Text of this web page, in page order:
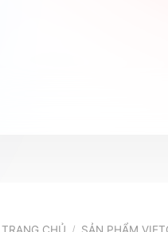
TRANG CHỦ / SẢN PHẨM